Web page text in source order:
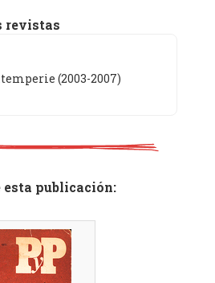
revistas
(2003-2007)
esta publicación: